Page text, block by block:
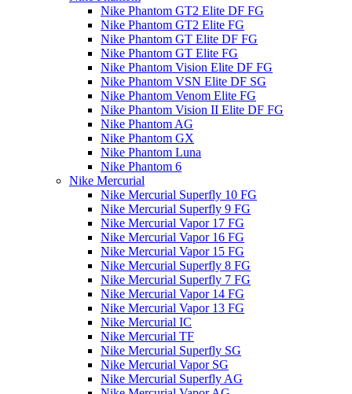
Nike Phantom GT2 Elite DF FG
Nike Phantom GT2 Elite FG
Nike Phantom GT Elite DF FG
Nike Phantom GT Elite FG
Nike Phantom Vision Elite DF FG
Nike Phantom VSN Elite DF SG
Nike Phantom Venom Elite FG
Nike Phantom Vision II Elite DF FG
Nike Phantom AG
Nike Phantom GX
Nike Phantom Luna
Nike Phantom 6
Nike Mercurial
Nike Mercurial Superfly 10 FG
Nike Mercurial Superfly 9 FG
Nike Mercurial Vapor 17 FG
Nike Mercurial Vapor 16 FG
Nike Mercurial Vapor 15 FG
Nike Mercurial Superfly 8 FG
Nike Mercurial Superfly 7 FG
Nike Mercurial Vapor 14 FG
Nike Mercurial Vapor 13 FG
Nike Mercurial IC
Nike Mercurial TF
Nike Mercurial Superfly SG
Nike Mercurial Vapor SG
Nike Mercurial Superfly AG